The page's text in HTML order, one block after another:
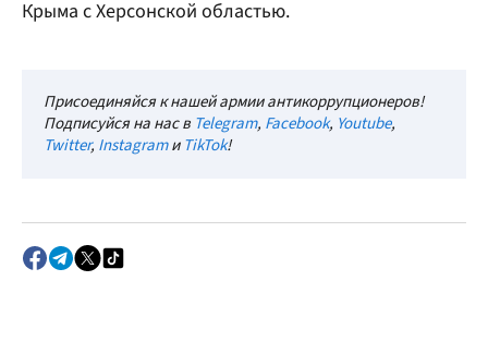
Крыма с Херсонской областью.
Присоединяйся к нашей армии антикоррупционеров!
Подписуйся на нас в Telegram, Facebook, Youtube,
Twitter, InstagramиTikTok!